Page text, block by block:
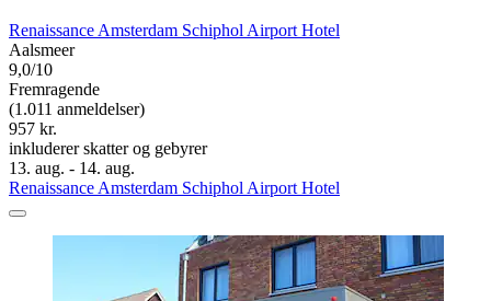
Renaissance Amsterdam Schiphol Airport Hotel
Aalsmeer
9,0/10
Fremragende
(1.011 anmeldelser)
957 kr.
inkluderer skatter og gebyrer
13. aug. - 14. aug.
Renaissance Amsterdam Schiphol Airport Hotel